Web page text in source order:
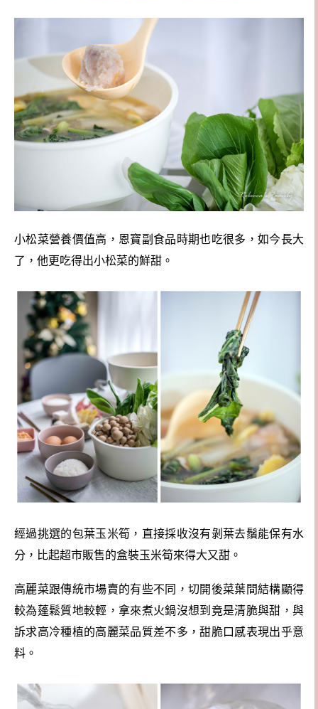
小松菜營養價值高，恩寶副食品時期也吃很多，如今長大
了，他更吃得出小松菜的鮮甜。
經過挑選的包葉玉米筍，直接採收沒有剝葉去鬚能保有水
分，比起超市販售的盒裝玉米筍來得大又甜。
高麗菜跟傳統市場賣的有些不同，切開後菜葉間結構顯得
較為蓬鬆質地較輕，拿來煮火鍋沒想到竟是清脆與甜，與
訴求高冷種植的高麗菜品質差不多，甜脆口感表現出乎意
料。